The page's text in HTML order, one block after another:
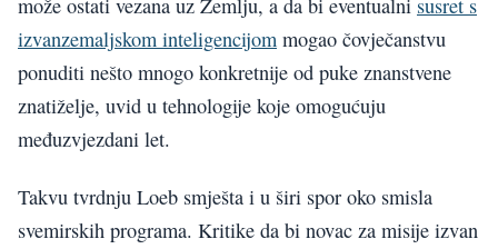
izvanzemaljskom inteligencijom mogao čovječanstvu
ponuditi nešto mnogo konkretnije od puke znanstvene
znatiželje, uvid u tehnologije koje omogućuju
međuzvjezdani let.
Takvu tvrdnju Loeb smješta i u širi spor oko smisla
svemirskih programa. Kritike da bi novac za misije izvan